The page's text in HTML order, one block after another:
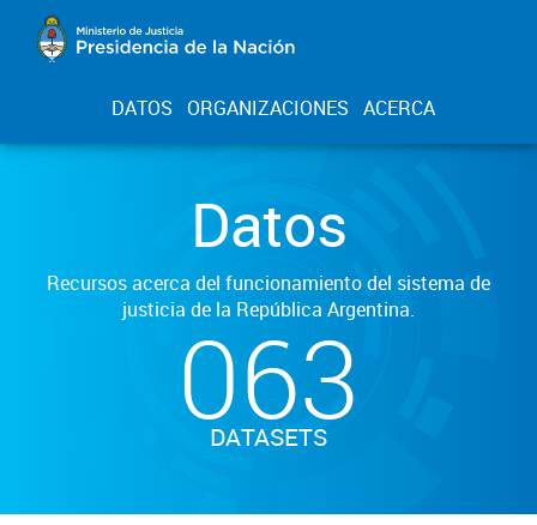
DATOS ORGANIZACIONES ACERCA
Datos
Recursos acerca del funcionamiento del sistema de
justicia de la República Argentina.
063
DATASETS